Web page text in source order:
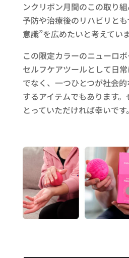
ンクリボン月間のこの取り
予防や治療後のリハビリと
意識”を広めたいと考えていま
この限定カラーのニューロボ
セルフケアツールとして日
でなく、一つひとつが社会
するアイテムでもあります
とっていただければ幸いです。